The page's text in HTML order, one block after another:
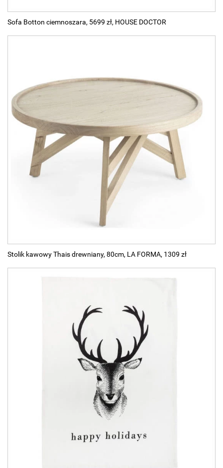
Sofa Botton ciemnoszara, 5699 zł, HOUSE DOCTOR
Stolik kawowy Thais drewniany, 80cm, LA FORMA, 1309 zł